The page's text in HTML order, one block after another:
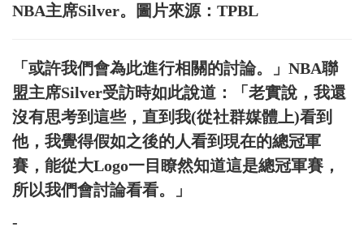
NBA主席Silver。圖片來源：TPBL
「或許我們會為此進行相關的討論。」NBA聯
盟主席Silver受訪時如此說道：「老實說，我還
沒有思考到這些，直到我(從社群媒體上)看到
他，我覺得假如之後的人看到現在的總冠軍
賽，能從大Logo一目瞭然知道這是總冠軍賽，
所以我們會討論看看。」
-